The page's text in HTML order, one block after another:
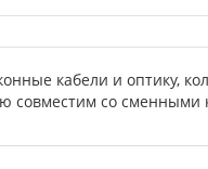
кабели и оптику,
совместим со сменными